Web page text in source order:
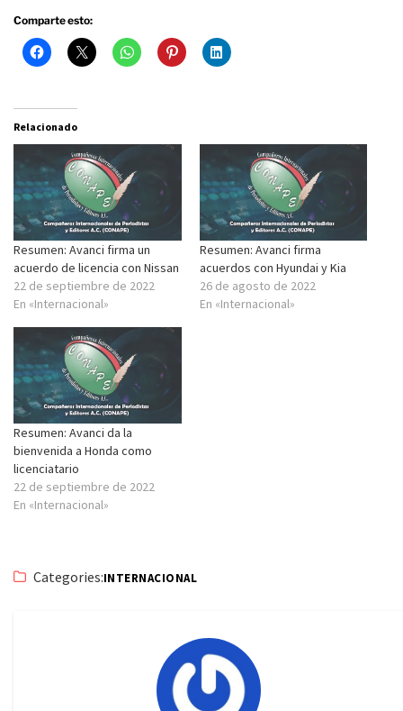
Comparte esto:
Relacionado
Resumen: Avanci firma un
acuerdo de licencia con Nissan
22 de septiembre de 2022
En «Internacional»
Resumen: Avanci firma
acuerdos con Hyundai y Kia
26 de agosto de 2022
En «Internacional»
Resumen: Avanci da la
bienvenida a Honda como
licenciatario
22 de septiembre de 2022
En «Internacional»
Categories:INTERNACIONAL